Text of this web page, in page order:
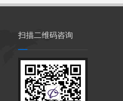
扫描二维码咨询